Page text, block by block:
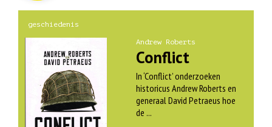
geschiedenis
Andrew Roberts
Conflict
In ‘Conflict’ onderzoeken
historicus Andrew Roberts en
generaal David Petraeus hoe
de ...